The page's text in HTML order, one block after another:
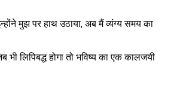
मुझ पर हाथ उठाया, अब मैं व्यंग्य समय का
भी लिपिबद्ध होगा तो भविष्य का एक कालजयी